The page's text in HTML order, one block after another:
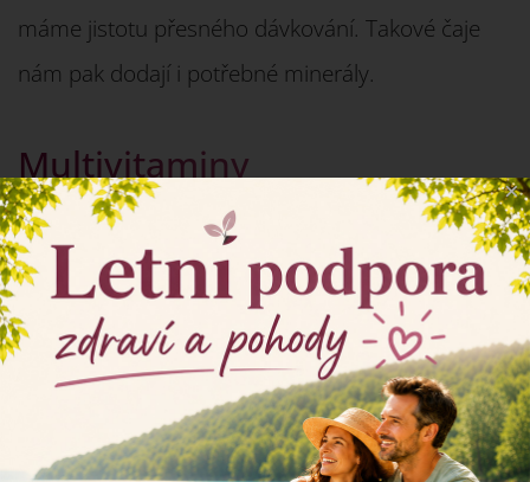
máme jistotu přesného dávkování. Takové čaje
nám pak dodají i potřebné minerály.
Multivitaminy
Není od věci doplnit nejdůležitější vitaminy a
minerály v potřebných dávkách. Pomůžeme tak
organizmu rychleji nastolit rovnováhu. Vyváženou
kombinaci nabízí například přípravekRosen
×